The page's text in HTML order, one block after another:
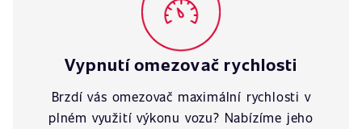
Vypnutí omezovač rychlosti
Brzdí vás omezovač maximální rychlosti v
plném využití výkonu vozu? Nabízíme jeho